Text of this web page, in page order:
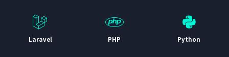
Laravel PHP Python